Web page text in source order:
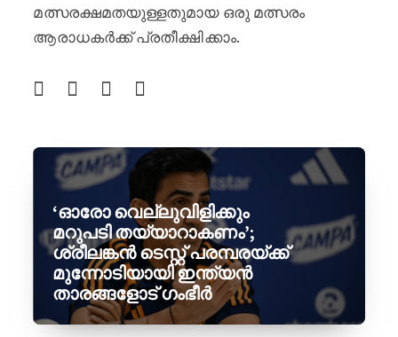
മത്സരക്ഷമതയുള്ളതുമായ ഒരു മത്സരം
ആരാധകർക്ക് പ്രതീക്ഷിക്കാം.
‘ഓരോ വെല്ലുവിളിക്കും
മറുപടി തയ്യാറാകണം’;
ശ്രീലങ്കൻ ടെസ്റ്റ് പരമ്പരയ്ക്ക്
മുന്നോടിയായി ഇന്ത്യൻ
താരങ്ങളോട് ഗംഭീർ